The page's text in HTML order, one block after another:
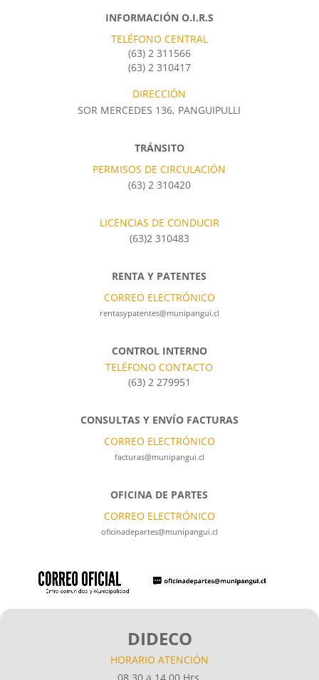
INFORMACIÓN O.I.R.S
TELÉFONO CENTRAL
(63) 2 311566
(63) 2 310417
DIRECCIÓN
SOR MERCEDES 136, PANGUIPULLI
TRÁNSITO
PERMISOS DE CIRCULACIÓN
(63) 2 310420
LICENCIAS DE CONDUCIR
(63)2 310483
RENTA Y PATENTES
CORREO ELECTRÓNICO
rentasypatentes@munipangui.cl
CONTROL INTERNO
TELÉFONO CONTACTO
(63) 2 279951
CONSULTAS Y ENVÍO FACTURAS
CORREO ELECTRÓNICO
facturas@munipangui.cl
OFICINA DE PARTES
CORREO ELECTRÓNICO
oficinadepartes@munipangui.cl
DIDECO
HORARIO ATENCIÓN
08.30 a 14.00 Hrs.